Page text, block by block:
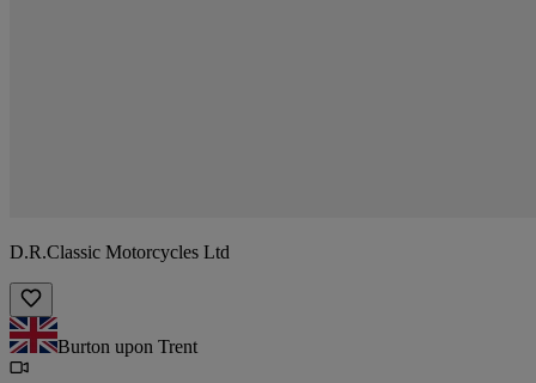
D.R.Classic Motorcycles Ltd
Burton upon Trent